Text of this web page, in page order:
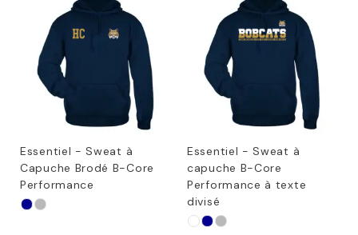
Essentiel - Sweat à
Capuche Brodé B-Core
Performance
Essentiel - Sweat à
capuche B-Core
Performance à texte
divisé